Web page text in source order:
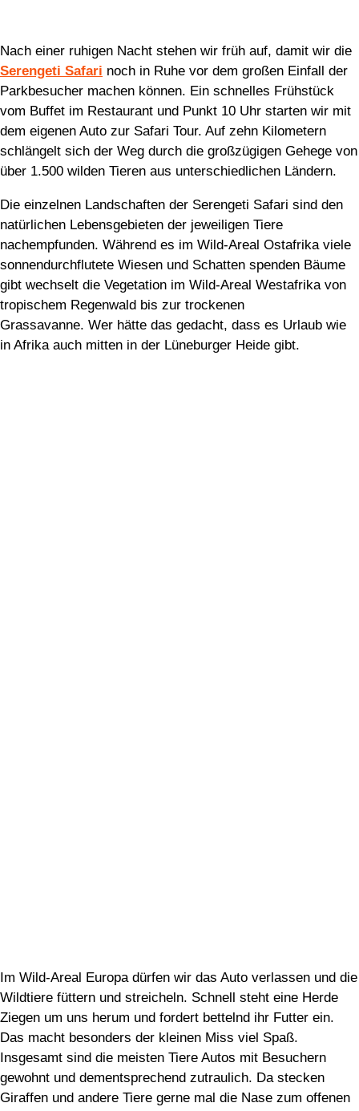
Nach einer ruhigen Nacht stehen wir früh auf, damit wir die
Serengeti Safari noch in Ruhe vor dem großen Einfall der
Parkbesucher machen können. Ein schnelles Frühstück
vom Buffet im Restaurant und Punkt 10 Uhr starten wir mit
dem eigenen Auto zur Safari Tour. Auf zehn Kilometern
schlängelt sich der Weg durch die großzügigen Gehege von
über 1.500 wilden Tieren aus unterschiedlichen Ländern.
Die einzelnen Landschaften der Serengeti Safari sind den
natürlichen Lebensgebieten der jeweiligen Tiere
nachempfunden. Während es im Wild-Areal Ostafrika viele
sonnendurchflutete Wiesen und Schatten spenden Bäume
gibt wechselt die Vegetation im Wild-Areal Westafrika von
tropischem Regenwald bis zur trockenen
Grassavanne. Wer hätte das gedacht, dass es Urlaub wie
in Afrika auch mitten in der Lüneburger Heide gibt.
Im Wild-Areal Europa dürfen wir das Auto verlassen und die
Wildtiere füttern und streicheln. Schnell steht eine Herde
Ziegen um uns herum und fordert bettelnd ihr Futter ein.
Das macht besonders der kleinen Miss viel Spaß.
Insgesamt sind die meisten Tiere Autos mit Besuchern
gewohnt und dementsprechend zutraulich. Da stecken
Giraffen und andere Tiere gerne mal die Nase zum offenen